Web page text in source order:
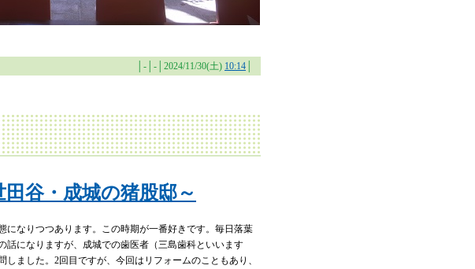
│-│-│2024/11/30(土) 10:14
谷・成城の猪股邸～
になりつつあります。この時期が一番好きです。毎日落葉
になりますが、成城での歯医者（三島歯科といいます
ました。2回目ですが、今回はリフォームのこともあり、